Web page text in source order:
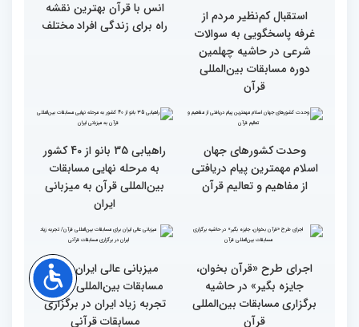
سوم اسفند، نتایج مرحله
نهایی جشنواره تلاوت‌های
تقلیدی در بخش غیر
حضوری اعلام می‌شود
محتوای قرآن با نظامات
غیبی موثر بر زندگی افراد
غرفه پاسخگویی به سوالات
شرعی در حاشیه چهلمین
دوره مسابقات بین‌المللی
انس با قرآن بهترین نقشه
راه برای زندگی افراد مختلف
وحدت کشورهای جهان
اسلام مهمترین پیام دریافتی
از مفاهیم و تعالیم قرآن
راهیابی 35 بانو از 40 کشور
به مرحله نهایی مسابقات
بین‌المللی قرآن به میزبانی